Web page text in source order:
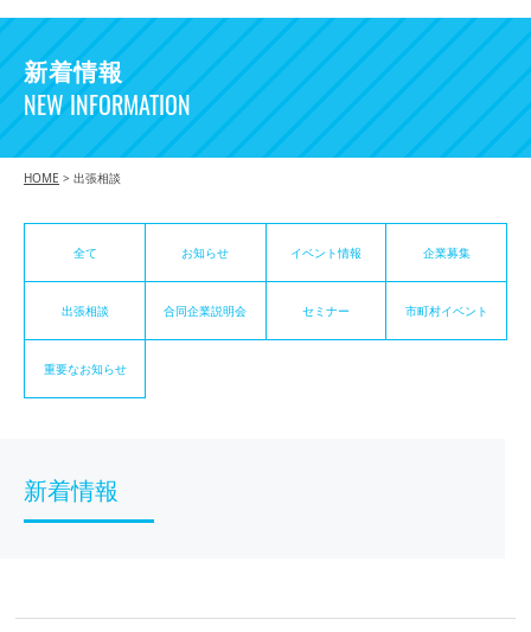
新着情報
NEW INFORMATION
HOME > 出張相談
全て お知らせ イベント情報 企業募集
出張相談 合同企業説明会 セミナー 市町村イベント
重要なお知らせ
新着情報